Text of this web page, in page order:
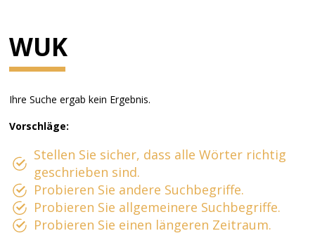
WUK
Ihre Suche ergab kein Ergebnis.
Vorschläge:
Stellen Sie sicher, dass alle Wörter richtig
geschrieben sind.
Probieren Sie andere Suchbegriffe.
Probieren Sie allgemeinere Suchbegriffe.
Probieren Sie einen längeren Zeitraum.